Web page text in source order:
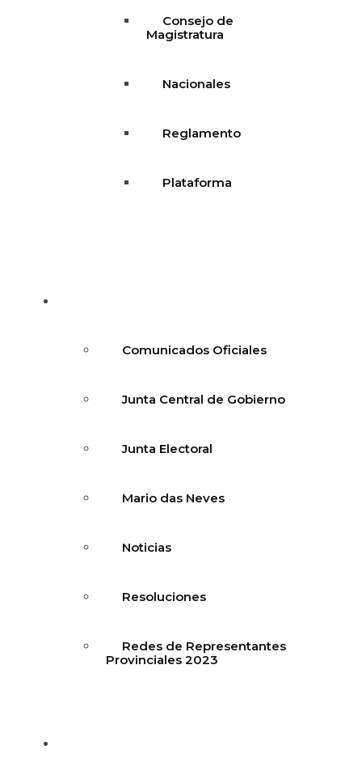
Consejo de
Magistratura
Nacionales
Reglamento
Plataforma
Comunicados Oficiales
Junta Central de Gobierno
Junta Electoral
Mario das Neves
Noticias
Resoluciones
Redes de Representantes
Provinciales 2023